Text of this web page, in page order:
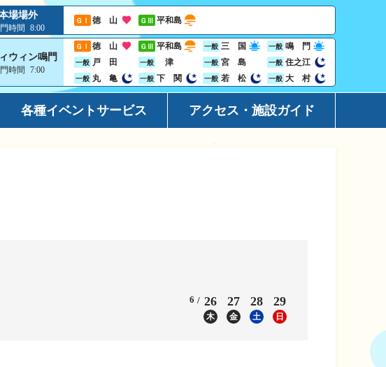
場場外
時間 8:00
ＧⅠ 徳 山 ＧⅢ 平和島
ウィン鳴門
時間 7:00
ＧⅠ 徳 山 ＧⅢ 平和島 一般 三 国 一般 鳴 門
一般 戸 田 一般 津 一般 宮 島 一般 住之江
一般 丸 亀 一般 下 関 一般 若 松 一般 大 村
各種イベントサービス アクセス・施設ガイド
6 26
木
27
金
28
土
29
日